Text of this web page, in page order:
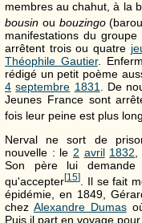
membres au chahut, à la
bousin ou bouzingo
manifestations du
arrêtent trois ou quatre
Théophile Gautier.
rédigé un petit poème
4 septembre 1831 . De
Jeunes France sont
fois leur peine est plus
Nerval ne sort de
nouvelle : le 2 avril 1832
Son père lui
qu'accepter[15] . Il se fait
épidémie, en 1849,
chez Alexandre Dumas
Puis il part en voyage pour